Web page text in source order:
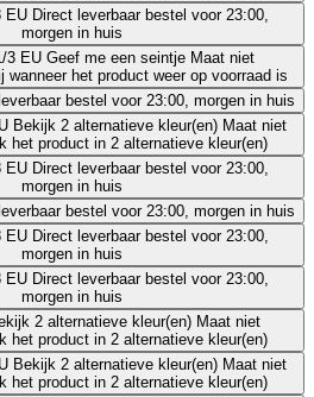
EU Direct leverbaar bestel voor 23:00,
morgen in huis
3 EU Geef me een seintje Maat niet
wanneer het product weer op voorraad is
bestel voor 23:00, morgen in huis
Bekijk 2 alternatieve kleur(en) Maat niet
het product in 2 alternatieve kleur(en)
EU Direct leverbaar bestel voor 23:00,
morgen in huis
bestel voor 23:00, morgen in huis
EU Direct leverbaar bestel voor 23:00,
morgen in huis
EU Direct leverbaar bestel voor 23:00,
morgen in huis
2 alternatieve kleur(en) Maat niet
het product in 2 alternatieve kleur(en)
Bekijk 2 alternatieve kleur(en) Maat niet
het product in 2 alternatieve kleur(en)